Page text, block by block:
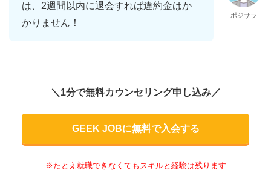
は、2週間以内に退会すれば違約金はか
かりません！
ポジサラ
＼1分で無料カウンセリング申し込み／
GEEK JOBに無料で入会する
※たとえ就職できなくてもスキルと経験は残ります